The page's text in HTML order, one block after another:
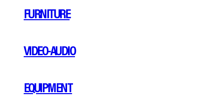
FURNITURE
VIDEO-AUDIO
EQUIPMENT